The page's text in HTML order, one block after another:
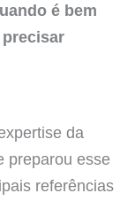
é bem
precisar
da
preparou esse
referências